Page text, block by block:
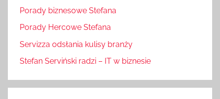
Porady biznesowe Stefana
Porady Hercowe Stefana
Servizza odsłania kulisy branży
Stefan Serviński radzi – IT w biznesie